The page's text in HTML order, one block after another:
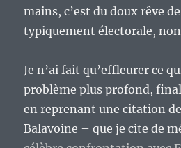
mains, c’est du doux rêve
typiquement électorale,
Je n’ai fait qu’effleurer ce
problème plus profond,
en reprenant une citation
Balavoine – que je cite de